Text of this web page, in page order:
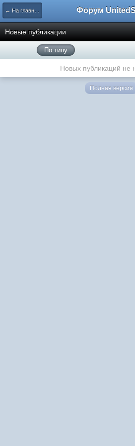
← На главную
Новые публикации
По типу
Новых публикаций не
Полная версия